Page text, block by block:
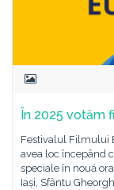
În 2025 votăm
Festivalul Filmului
avea loc începând
speciale în nouă
Iași, Sfântu